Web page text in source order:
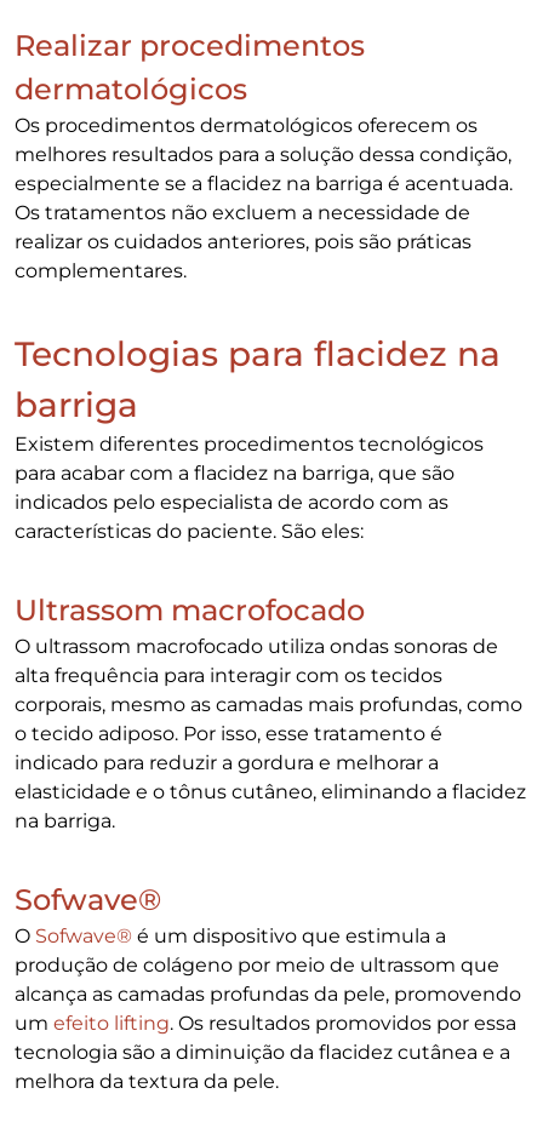
Realizar procedimentos
dermatológicos
Os procedimentos dermatológicos oferecem os
melhores resultados para a solução dessa condição,
especialmente se a flacidez na barriga é acentuada.
Os tratamentos não excluem a necessidade de
realizar os cuidados anteriores, pois são práticas
complementares.
Tecnologias para flacidez na
barriga
Existem diferentes procedimentos tecnológicos
para acabar com a flacidez na barriga, que são
indicados pelo especialista de acordo com as
características do paciente. São eles:
Ultrassom macrofocado
O ultrassom macrofocado utiliza ondas sonoras de
alta frequência para interagir com os tecidos
corporais, mesmo as camadas mais profundas, como
o tecido adiposo. Por isso, esse tratamento é
indicado para reduzir a gordura e melhorar a
elasticidade e o tônus cutâneo, eliminando a flacidez
na barriga.
Sofwave®
O Sofwave® é um dispositivo que estimula a
produção de colágeno por meio de ultrassom que
alcança as camadas profundas da pele, promovendo
um efeito lifting. Os resultados promovidos por essa
tecnologia são a diminuição da flacidez cutânea e a
melhora da textura da pele.